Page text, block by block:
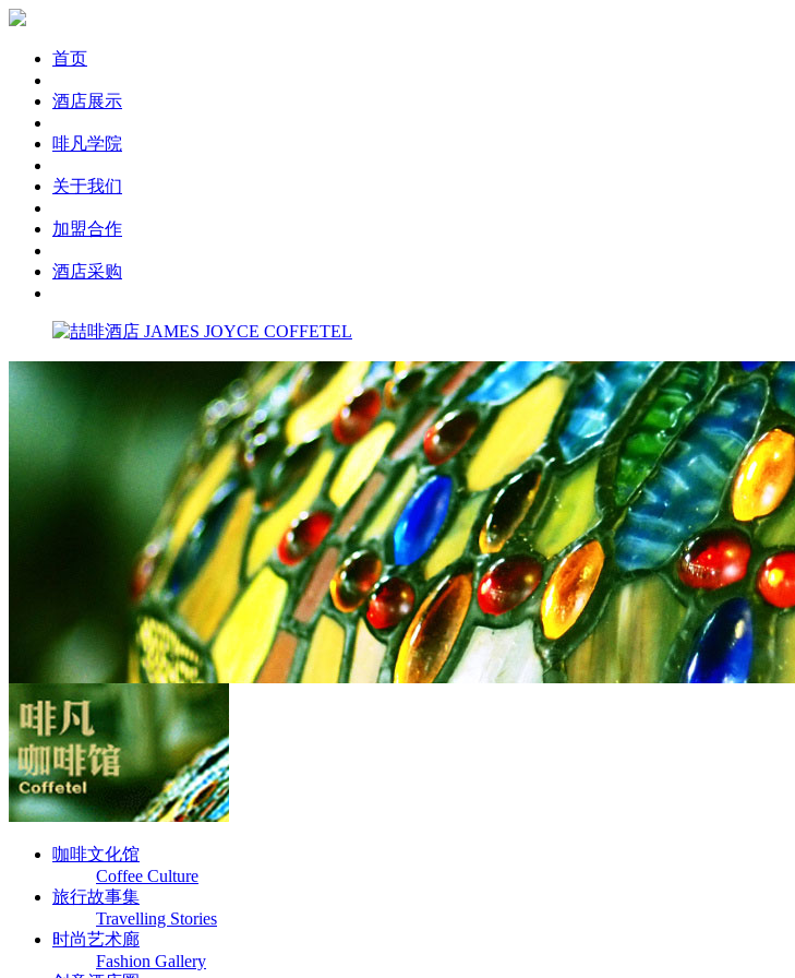
首页
酒店展示
啡凡学院
关于我们
加盟合作
酒店采购
咖啡文化馆
Coffee Culture
旅行故事集
Travelling Stories
时尚艺术廊
Fashion Gallery